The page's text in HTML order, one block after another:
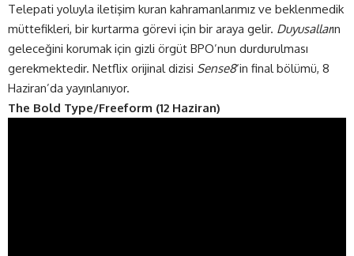
Telepati yoluyla iletişim kuran kahramanlarımız ve beklenmedik
müttefikleri, bir kurtarma görevi için bir araya gelir. Duyusalların
geleceğini korumak için gizli örgüt BPO’nun durdurulması
gerekmektedir. Netflix orijinal dizisi Sense8‘in final bölümü, 8
Haziran’da yayınlanıyor.
The Bold Type/Freeform (12 Haziran)